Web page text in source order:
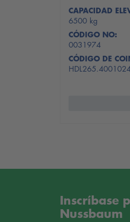
CAPACIDAD
6500 kg
CÓDIGO NO:
0031974
CÓDIGO DE
Inscríbase
Nussbaum